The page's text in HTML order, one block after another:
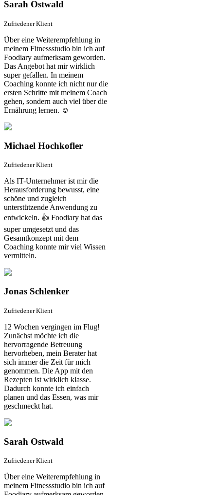
Sarah Ostwald
Zufriedener Klient
Über eine Weiterempfehlung in
meinem Fitnessstudio bin ich auf
Foodiary aufmerksam geworden.
Das Angebot hat mir wirklich
super gefallen. In meinem
Coaching konnte ich nicht nur die
ersten Schritte mit meinem Coach
gehen, sondern auch viel über die
Ernährung lernen. ☺️
Michael Hochkofler
Zufriedener Klient
Als IT-Unternehmer ist mir die
Herausforderung bewusst, eine
schöne und zugleich
unterstützende Anwendung zu
entwickeln. 👍 Foodiary hat das
super umgesetzt und das
Gesamtkonzept mit dem
Coaching konnte mir viel Wissen
vermitteln.
Jonas Schlenker
Zufriedener Klient
12 Wochen vergingen im Flug!
Zunächst möchte ich die
hervorragende Betreuung
hervorheben, mein Berater hat
sich immer die Zeit für mich
genommen. Die App mit den
Rezepten ist wirklich klasse.
Dadurch konnte ich einfach
planen und das Essen, was mir
geschmeckt hat.
Sarah Ostwald
Zufriedener Klient
Über eine Weiterempfehlung in
meinem Fitnessstudio bin ich auf